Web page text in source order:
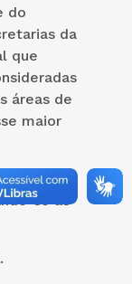
do
da
que
áreas de
maior
vigor na
se as